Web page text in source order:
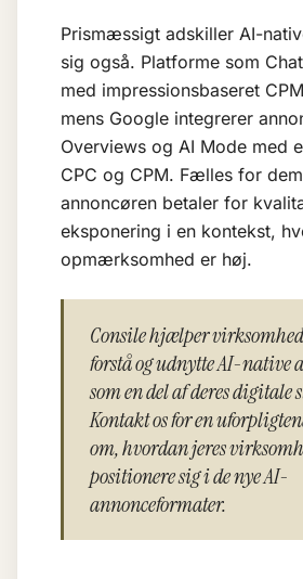
Prismæssigt adskiller AI-
sig også. Platforme som
med impressionsbaseret
mens Google integrerer
Overviews og AI Mode med
CPC og CPM. Fælles for
annoncøren betaler for
eksponering i en kontekst,
opmærksomhed er høj.
Consile hjælper
forstå og udnytte AI-native
som en del af deres digitale
Kontakt os for en
om, hvordan jeres
positionere sig i de nye AI-
annonceformater.